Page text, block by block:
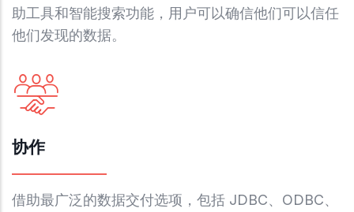
助工具和智能搜索功能，用户可以确信他们可以信任
他们发现的数据。
协作
借助最广泛的数据交付选项，包括 JDBC、ODBC、